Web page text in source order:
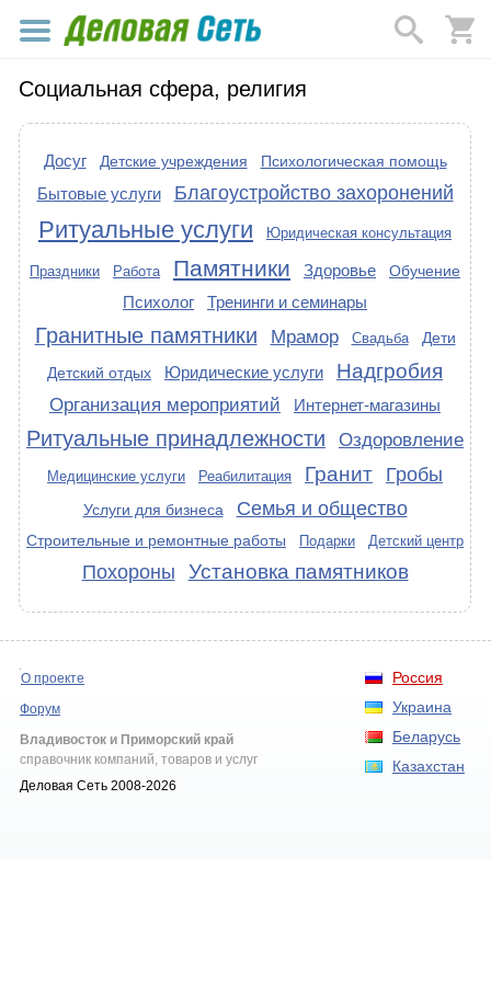
Социальная сфера, религия
Досуг Детские учреждения Психологическая помощь
Бытовые услуги Благоустройство захоронений
Ритуальные услуги Юридическая консультация
Праздники Работа Памятники Здоровье Обучение
Психолог Тренинги и семинары
Гранитные памятники Мрамор Свадьба
Дети
Детский отдых
Юридические услуги Надгробия
Организация мероприятий Интернет-магазины
Ритуальные принадлежности Оздоровление
Медицинские услуги Реабилитация Гранит Гробы
Услуги для бизнеса Семья и общество
Строительные и ремонтные работы Подарки Детский центр
Похороны Установка памятников
Россия
Украина
Беларусь
Казахстан
О проекте
Форум
Владивосток и Приморский край
справочник компаний, товаров и услуг
Деловая Сеть 2008-2026